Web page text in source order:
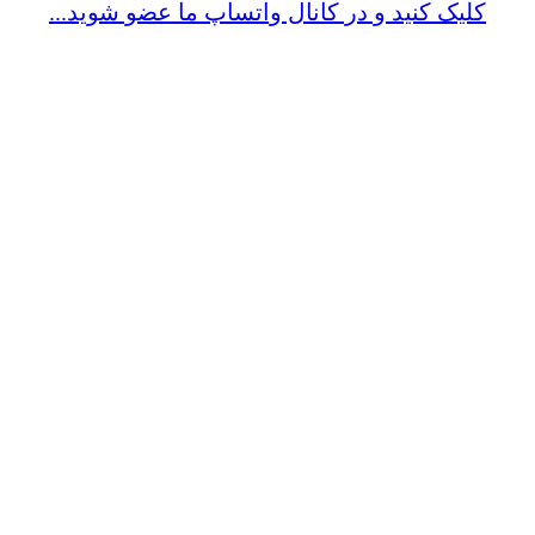
کلیک کنید و در کانال واتساپ ما عضو شوید...